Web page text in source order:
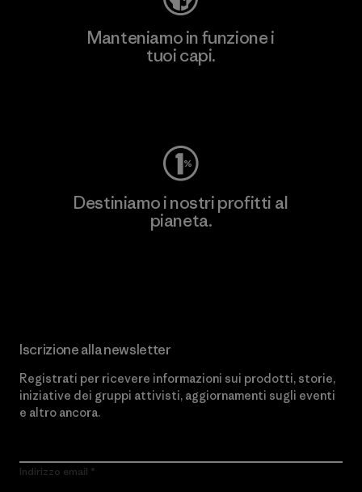
Manteniamo in funzione i
tuoi capi.
Destiniamo i nostri profitti al
pianeta.
Iscrizione alla newsletter
Registrati per ricevere informazioni sui prodotti, storie,
iniziative dei gruppi attivisti, aggiornamenti sugli eventi
e altro ancora.
Indirizzo email